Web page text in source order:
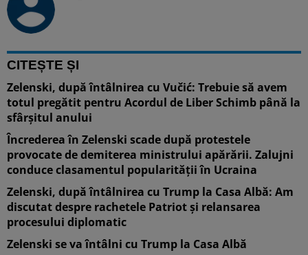
CITEȘTE ȘI
Zelenski, după întâlnirea cu Vučić: Trebuie să avem
totul pregătit pentru Acordul de Liber Schimb până la
sfârșitul anului
Încrederea în Zelenski scade după protestele
provocate de demiterea ministrului apărării. Zalujni
conduce clasamentul popularității în Ucraina
Zelenski, după întâlnirea cu Trump la Casa Albă: Am
discutat despre rachetele Patriot și relansarea
procesului diplomatic
Zelenski se va întâlni cu Trump la Casa Albă